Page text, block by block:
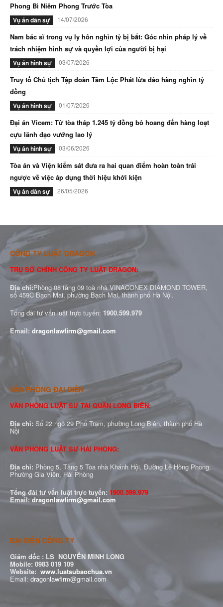
Phong Bì Niêm Phong Trước Tòa
Vụ án dân sự 14/07/2026
Nam bác sĩ trong vụ ly hôn nghìn tỷ bị bắt: Góc nhìn pháp lý về
trách nhiệm hình sự và quyền lợi của người bị hại
Vụ án hình sự 03/07/2026
Truy tố Chủ tịch Tập đoàn Tâm Lộc Phát lừa đảo hàng nghìn tỷ
đồng
Vụ án hình sự 01/07/2026
Đại án Vicem: Từ tòa tháp 1.245 tỷ đồng bỏ hoang đến hàng loạt
cựu lãnh đạo vướng lao lý
Vụ án hình sự 03/06/2026
Tòa án và Viện kiểm sát đưa ra hai quan điểm hoàn toàn trái
ngược về việc áp dụng thời hiệu khởi kiện
Vụ án dân sự 26/05/2026
CÔNG TY LUẬT DRAGON
TRỤ SỞ CHÍNH CÔNG TY LUẬT DRAGON:
Địa chỉ:Phòng 08 tầng 09 toà nhà VINACONEX DIAMOND TOWER,
số 459C Bạch Mai, phường Bạch Mai, thành phố Hà Nội.
Tổng đài tư vấn luật trực tuyến: 1900.599.979
Email: dragonlawfirm@gmail.com
VĂN PHÒNG ĐẠI DIỆN
VĂN PHÒNG LUẬT SƯ TẠI QUẬN LONG BIÊN:
Địa chỉ: Số 22 ngõ 29 Phố Trạm, phường Long Biên, thành phố Hà
Nội
VĂN PHÒNG LUẬT SƯ HẢI PHÒNG:
Địa chỉ: Phòng 5, Tầng 5 Tòa nhà Khánh Hội, Đường Lê Hồng Phong,
Phường Gia Viên, Hải Phòng
Tổng đài tư vấn luật trực tuyến: 1900.599.979
Email: dragonlawfirm@gmail.com
ĐẠI DIỆN CÔNG TY
Giám đốc : LS NGUYỄN MINH LONG
Mobile: 0983 019 109
Website: www.luatsubaochua.vn
Email: dragonlawfirm@gmail.com